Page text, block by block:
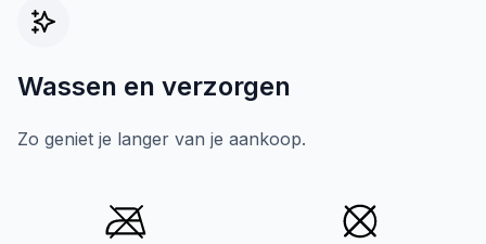
Wassen en verzorgen
Zo geniet je langer van je aankoop.